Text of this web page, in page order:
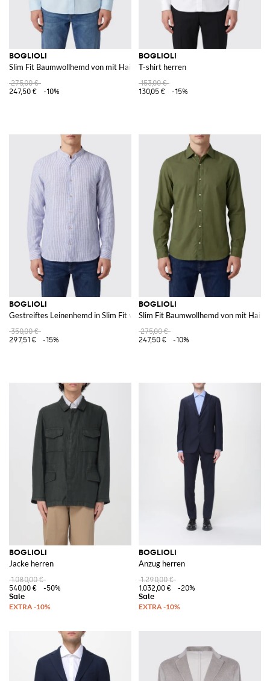
BOGLIOLI
Slim Fit Baumwollhemd von mit Haifischkragen und langen Ärmeln
275,00 €
247,50 €
-10%
BOGLIOLI
T-shirt herren
153,00 €
130,05 €
-15%
BOGLIOLI
Gestreiftes Leinenhemd in Slim Fit von mit Stehkragen
350,00 €
297,51 €
-15%
BOGLIOLI
Slim Fit Baumwollhemd von mit
275,00 €
247,50 €
-10%
BOGLIOLI
Jacke herren
1.080,00 €
540,00 €
-50%
BOGLIOLI
Anzug herren
1.290,00 €
1.032,00 €
-20%